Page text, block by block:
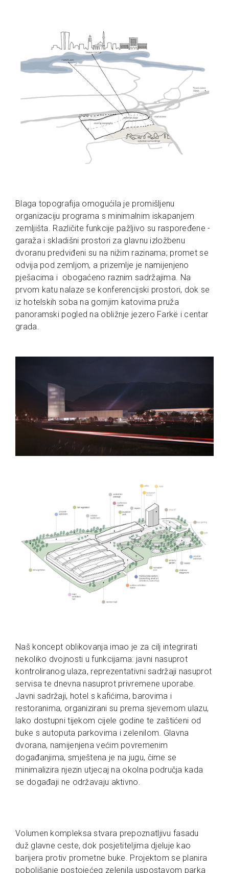
Blaga topografija omogućila je promišljenu
organizaciju programa s minimalnim iskapanjem
zemljišta. Različite funkcije pažljivo su raspoređene -
garaža i skladišni prostori za glavnu izložbenu
dvoranu predviđeni su na nižim razinama; promet se
odvija pod zemljom, a prizemlje je namijenjeno
pješacima i obogaćeno raznim sadržajima. Na
prvom katu nalaze se konferencijski prostori, dok se
iz hotelskih soba na gornjim katovima pruža
panoramski pogled na obližnje jezero Farkë i centar
grada.
Naš koncept oblikovanja imao je za cilj integrirati
nekoliko dvojnosti u funkcijama: javni nasuprot
kontroliranog ulaza, reprezentativni sadržaji nasuprot
servisa te dnevna nasuprot privremene uporabe.
Javni sadržaji, hotel s kafićima, barovima i
restoranima, organizirani su prema sjevernom ulazu,
lako dostupni tijekom cijele godine te zaštićeni od
buke s autoputa parkovima i zelenilom. Glavna
dvorana, namijenjena većim povremenim
događanjima, smještena je na jugu, čime se
minimalizira njezin utjecaj na okolna područja kada
se događaji ne održavaju aktivno.
Volumen kompleksa stvara prepoznatljivu fasadu
duž glavne ceste, dok posjetiteljima djeluje kao
barijera protiv prometne buke. Projektom se planira
poboljšanje postojećeg zelenila uspostavom parka